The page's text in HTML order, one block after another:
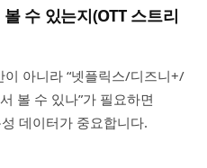
수 있는지(OTT 스트리
이 아니라 “넷플릭스/디즈니+/
볼 수 있나”가 필요하면
데이터가 중요합니다.